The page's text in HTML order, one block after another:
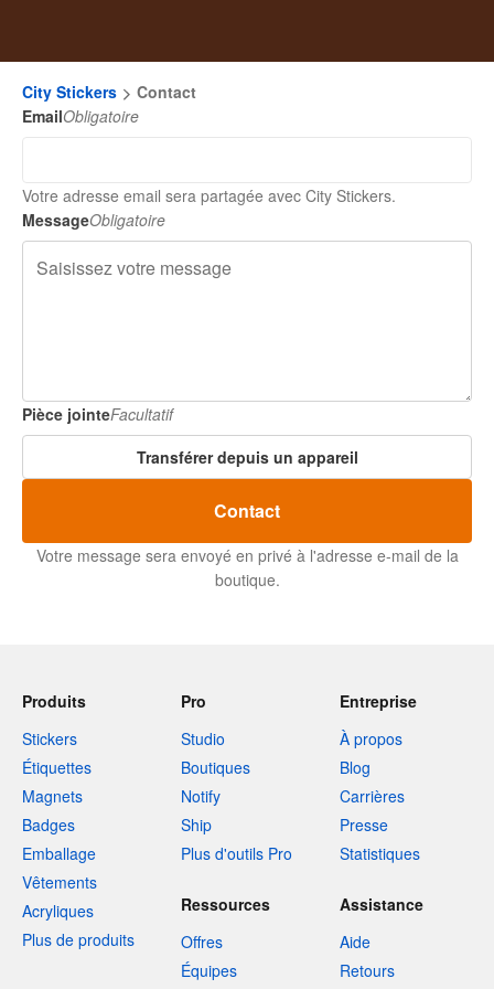
City Stickers
Contact
EmailObligatoire
Votre adresse email sera partagée avec City Stickers.
MessageObligatoire
Pièce jointeFacultatif
Transférer depuis un appareil
Contact
Votre message sera envoyé en privé à l'adresse e-mail de la
boutique.
Produits
Stickers
Étiquettes
Magnets
Badges
Emballage
Vêtements
Acryliques
Plus de produits
Pro
Studio
Boutiques
Notify
Ship
Plus d'outils Pro
Entreprise
À propos
Blog
Carrières
Presse
Statistiques
Ressources
Offres
Équipes
Assistance
Aide
Retours